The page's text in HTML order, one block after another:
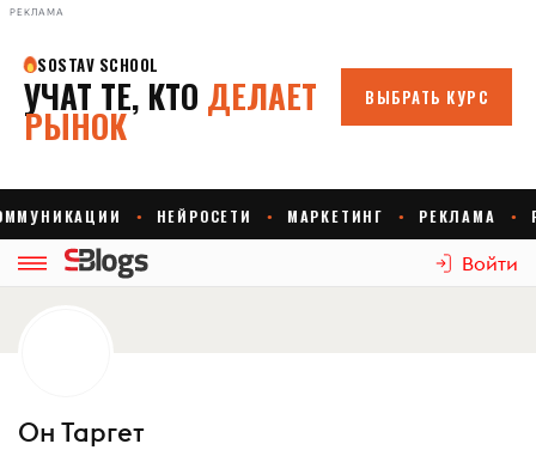
РЕКЛАМА
Войти
Он Таргет